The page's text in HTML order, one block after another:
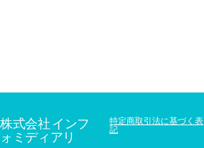
株式会社 インフ
ォミディアリ
特定商取引法に基づく表
記